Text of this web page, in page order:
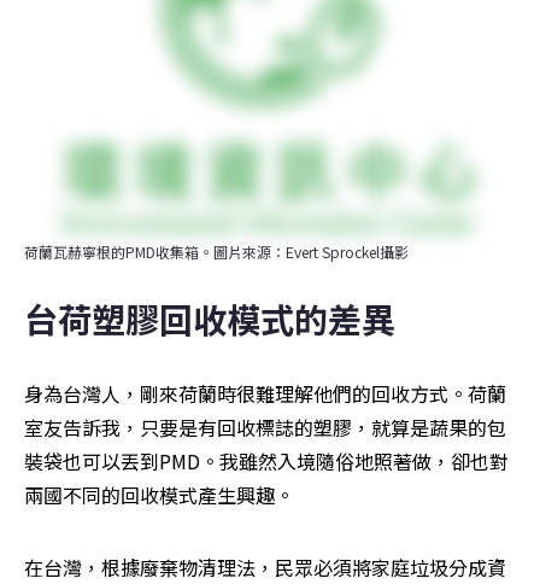
荷蘭瓦赫寧根的PMD收集箱。圖片來源：Evert Sprockel攝影
台荷塑膠回收模式的差異
身為台灣人，剛來荷蘭時很難理解他們的回收方式。荷蘭
室友告訴我，只要是有回收標誌的塑膠，就算是蔬果的包
裝袋也可以丟到PMD。我雖然入境隨俗地照著做，卻也對
兩國不同的回收模式產生興趣。
在台灣，根據廢棄物清理法，民眾必須將家庭垃圾分成資